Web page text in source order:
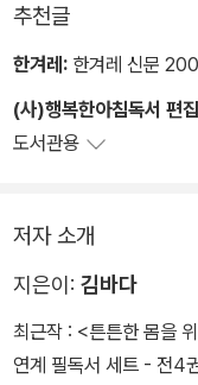
고단한 유학 생활을 마무
상의 곡이 성공적으로 연
날들이 이어지는 가운데
연루되었다는 누명을 쓰
추천글
한겨레: 한겨레 신문
(사)행복한아침독서 편
도서관용
저자 소개
지은이: 김바다
최근작 : <튼튼한 몸을
연계 필독서 세트 - 전4